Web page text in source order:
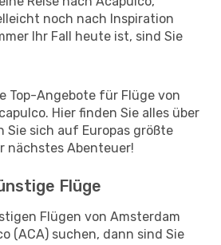
noch nach Inspiration
Ihr Fall heute ist, sind Sie
Top-Angebote für Flüge von
Hier finden Sie alles über
Sie sich auf Europas größte
nächstes Abenteuer!
Flüge
Flügen von Amsterdam
(ACA) suchen, dann sind Sie